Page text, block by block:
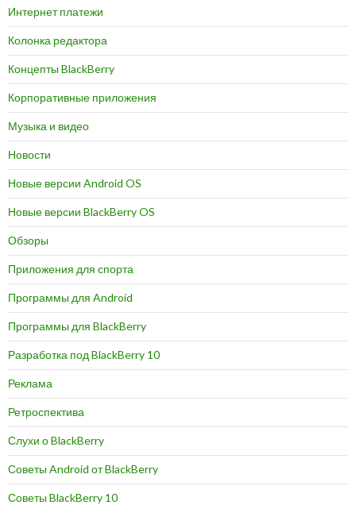
Интернет платежи
Колонка редактора
Концепты BlackBerry
Корпоративные приложения
Музыка и видео
Новости
Новые версии Android OS
Новые версии BlackBerry OS
Обзоры
Приложения для спорта
Программы для Android
Программы для BlackBerry
Разработка под BlackBerry 10
Реклама
Ретроспектива
Слухи о BlackBerry
Советы Android от BlackBerry
Советы BlackBerry 10